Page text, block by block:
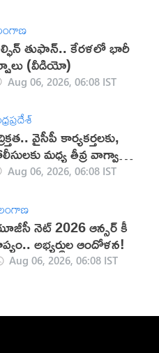
తుఫాన్.. కేరళలో భారీ
(వీడియో)
Aug 06, 2026, 06:08 IST
వైసీపీ కార్యకర్తలకు,
మధ్య తీవ్ర వాగ్వాదం
Aug 06, 2026, 06:08 IST
నెట్ 2026 ఆన్సర్ కీ
అభ్యర్థుల ఆందోళన!
Aug 06, 2026, 06:08 IST